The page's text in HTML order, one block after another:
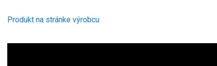
Produkt na stránke výrobcu